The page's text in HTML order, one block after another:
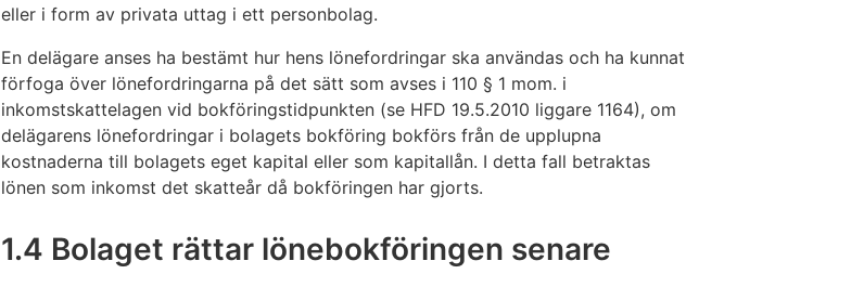
eller i form av privata uttag i ett personbolag.
En delägare anses ha bestämt hur hens lönefordringar ska användas och ha kunnat
förfoga över lönefordringarna på det sätt som avses i 110 § 1 mom. i
inkomstskattelagen vid bokföringstidpunkten (se HFD 19.5.2010 liggare 1164), om
delägarens lönefordringar i bolagets bokföring bokförs från de upplupna
kostnaderna till bolagets eget kapital eller som kapitallån. I detta fall betraktas
lönen som inkomst det skatteår då bokföringen har gjorts.
1.4 Bolaget rättar lönebokföringen senare